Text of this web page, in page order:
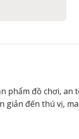
phẩm đồ chơi, an
đến thú vị,